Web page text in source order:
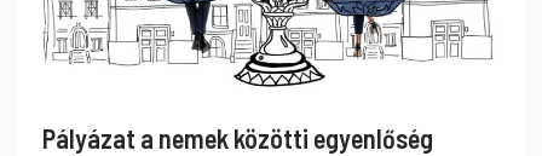
Pályázat a nemek közötti egyenlőség